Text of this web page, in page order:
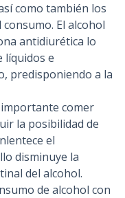
como también los
El alcohol
antidiurética lo
líquidos e
predisponiendo a la
comer
la posibilidad de
el
disminuye la
del alcohol.
de alcohol con